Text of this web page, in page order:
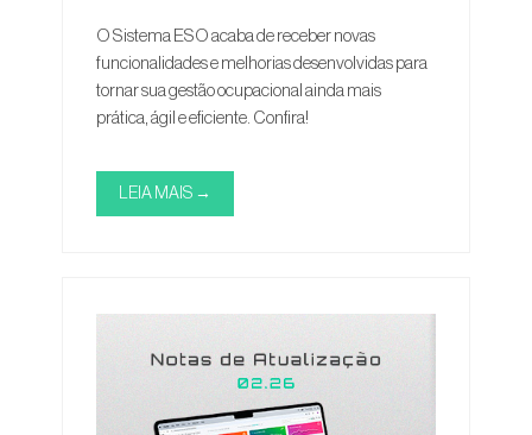
O Sistema ESO acaba de receber novas
funcionalidades e melhorias desenvolvidas para
tornar sua gestão ocupacional ainda mais
prática, ágil e eficiente. Confira!
LEIA MAIS →